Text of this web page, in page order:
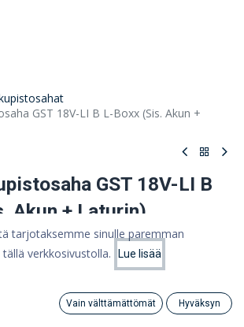
Hinta:
Lisää ostoskoriin
Category
GST 18V-LI B L-Boxx (Sis. Akun +
GST 18V-LI B
Akun + Laturin)
edustava kaarikahvainen pistosaha
tarjotaksemme sinulle paremman
verkkosivustolla.
Lue lisää
Vain välttämättömät Hyväksyn